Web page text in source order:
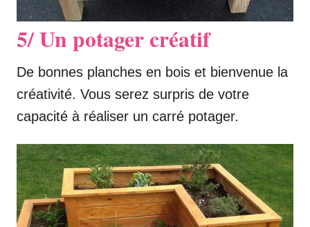
5/ Un potager créatif
De bonnes planches en bois et bienvenue la
créativité. Vous serez surpris de votre
capacité à réaliser un carré potager.